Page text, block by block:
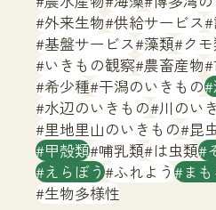
文字サイズ 小
生物多様性ふくおかウ
サイトマ
外来生物 供給サービス
基盤サービス 藻類 ク
いきもの観察 農畜産物
希少種 干潟のいきもの
水辺のいきもの 川のい
里地里山のいきもの 昆
甲殻類 哺乳類 は虫類
えらぼう ふれよう ま
生物多様性